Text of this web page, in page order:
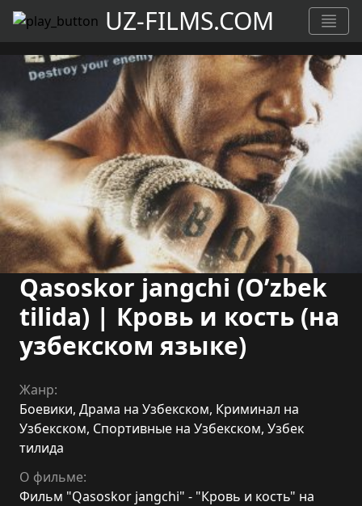
UZ-FILMS.COM
Qasoskor jangchi (O’zbek
tilida) | Кровь и кость (на
узбекском языке)
Жанр:
Боевики, Драма на Узбекском, Криминал на
Узбекском, Спортивные на Узбекском, Узбек
тилида
О фильме:
Фильм "Qasoskor jangchi" - "Кровь и кость" на